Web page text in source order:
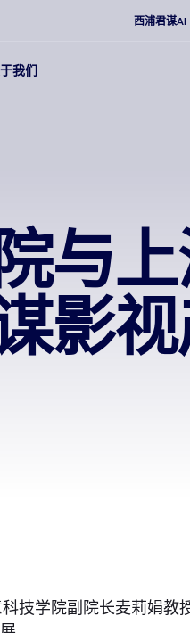
西浦君谋AI
我们
与
影
技学院副院长麦莉娟教